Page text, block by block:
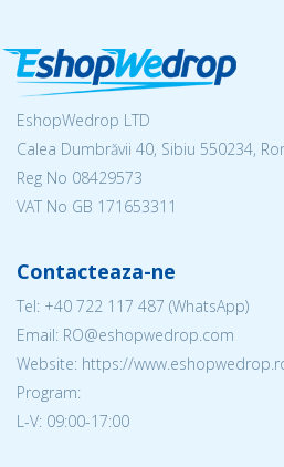
EshopWedrop LTD
Calea Dumbrăvii 40, Sibiu 550234,
Reg No 08429573
VAT No GB 171653311
Contacteaza-ne
Tel: +40 722 117 487 (WhatsApp)
Email: RO@eshopwedrop.com
Website: https://
Program:
L-V: 09:00-17:00